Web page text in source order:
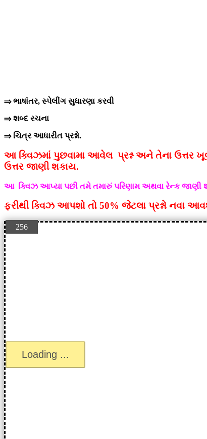
⇒ ભાષાંતર, સ્પેલીંગ સુધારણા કરવી
⇒ શબ્દ રચના
⇒ ચિત્ર આધારીત પ્રશ્નો.
આ ક્વિઝમાં પુછવામા આવેલ પ્રશ્ન અને તેના ઉત્તર
ઉત્તર જાણી શકાય.
આ ક્વિઝ આપ્યા પછી તમે તમારું પરિણામ અથવા રેન્ક જાણી
ફરીથી ક્વિઝ આપશો તો 50% જેટલા પ્રશ્નો નવા
256